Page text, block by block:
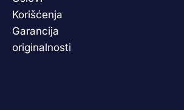
Korišćenja
Garancija
originalnosti